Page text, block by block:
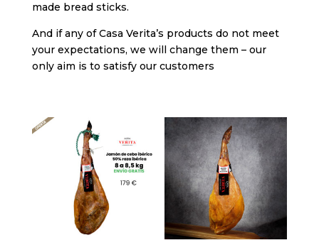
made bread sticks.
And if any of Casa Verita’s products do not meet
your expectations, we will change them – our
only aim is to satisfy our customers